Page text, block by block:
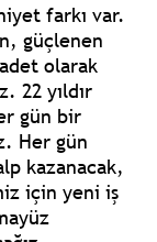
farkı var.
güçlenen
olarak
22 yıldır
gün bir
Her gün
kazanacak,
için yeni iş